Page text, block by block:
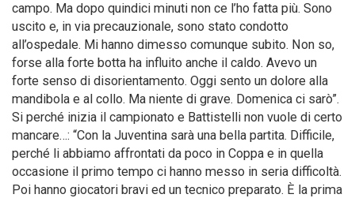
campo. Ma dopo quindici minuti non ce l’ho fatta più. Sono
uscito e, in via precauzionale, sono stato condotto
all’ospedale. Mi hanno dimesso comunque subito. Non so,
forse alla forte botta ha influito anche il caldo. Avevo un
forte senso di disorientamento. Oggi sento un dolore alla
mandibola e al collo. Ma niente di grave. Domenica ci sarò”.
Si perché inizia il campionato e Battistelli non vuole di certo
mancare…: “Con la Juventina sarà una bella partita. Difficile,
perché li abbiamo affrontati da poco in Coppa e in quella
occasione il primo tempo ci hanno messo in seria difficoltà.
Poi hanno giocatori bravi ed un tecnico preparato. È la prima